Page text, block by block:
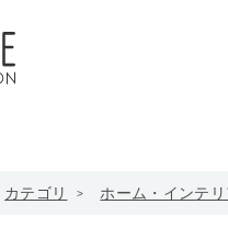
カテゴリ ホーム・インテリ